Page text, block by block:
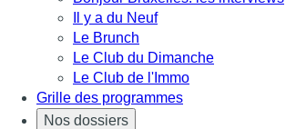
Il y a du Neuf
Le Brunch
Le Club du Dimanche
Le Club de l'Immo
Grille des programmes
Nos dossiers